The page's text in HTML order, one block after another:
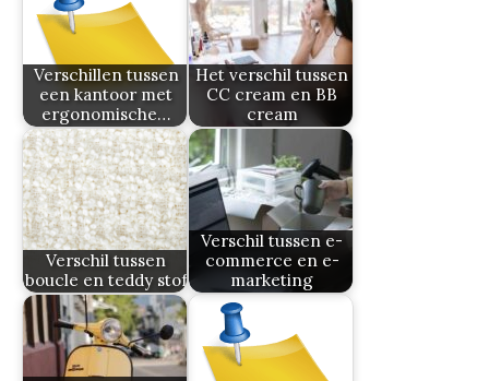
Verschillen tussen
een kantoor met
ergonomische…
Het verschil tussen
CC cream en BB
cream
Verschil tussen
boucle en teddy stof
Verschil tussen e-
commerce en e-
marketing